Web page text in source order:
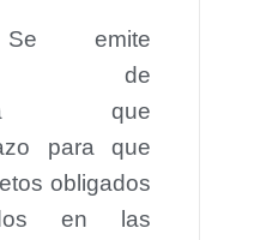
emite
de
que
para que
obligados
en las